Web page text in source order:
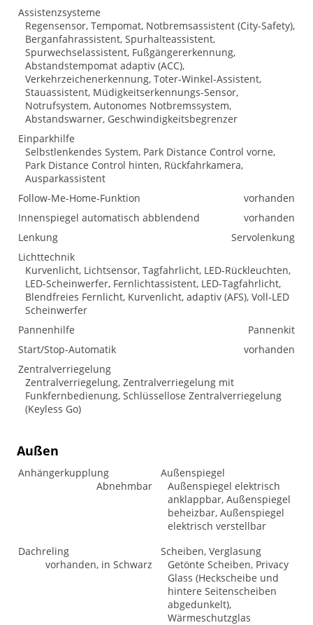
Assistenzsysteme
Regensensor, Tempomat, Notbremsassistent (City-Safety),
Berganfahrassistent, Spurhalteassistent,
Spurwechselassistent, Fußgängererkennung,
Abstandstempomat adaptiv (ACC),
Verkehrzeichenerkennung, Toter-Winkel-Assistent,
Stauassistent, Müdigkeitserkennungs-Sensor,
Notrufsystem, Autonomes Notbremssystem,
Abstandswarner, Geschwindigkeitsbegrenzer
Einparkhilfe
Selbstlenkendes System, Park Distance Control vorne,
Park Distance Control hinten, Rückfahrkamera,
Ausparkassistent
Follow-Me-Home-Funktion
vorhanden
Innenspiegel automatisch abblendend
vorhanden
Lenkung
Servolenkung
Lichttechnik
Kurvenlicht, Lichtsensor, Tagfahrlicht, LED-Rückleuchten,
LED-Scheinwerfer, Fernlichtassistent, LED-Tagfahrlicht,
Blendfreies Fernlicht, Kurvenlicht, adaptiv (AFS), Voll-LED
Scheinwerfer
Pannenhilfe
Pannenkit
Start/Stop-Automatik
vorhanden
Zentralverriegelung
Zentralverriegelung, Zentralverriegelung mit
Funkfernbedienung, Schlüssellose Zentralverriegelung
(Keyless Go)
Außen
Anhängerkupplung
Abnehmbar
Außenspiegel
Außenspiegel elektrisch
anklappbar, Außenspiegel
beheizbar, Außenspiegel
elektrisch verstellbar
Dachreling
vorhanden, in Schwarz
Scheiben, Verglasung
Getönte Scheiben, Privacy
Glass (Heckscheibe und
hintere Seitenscheiben
abgedunkelt),
Wärmeschutzglas